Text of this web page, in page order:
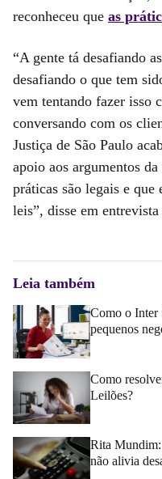
reconheceu que as
“A gente tá desafiando
desafiando o que tem
vem tentando fazer isso
conversando com os
Justiça de São Paulo
apoio aos argumentos
práticas são legais e que
leis”, disse em entrevista
Leia também
Como o Inter
pequenos
Como
Leilões?
Rita Mundim:
não alivia